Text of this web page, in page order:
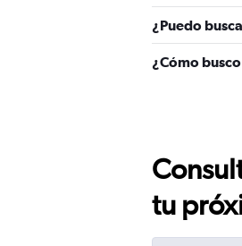
¿Puedo
¿Cómo
tu